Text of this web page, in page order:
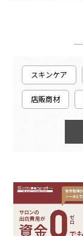
スキンケア
店販商材